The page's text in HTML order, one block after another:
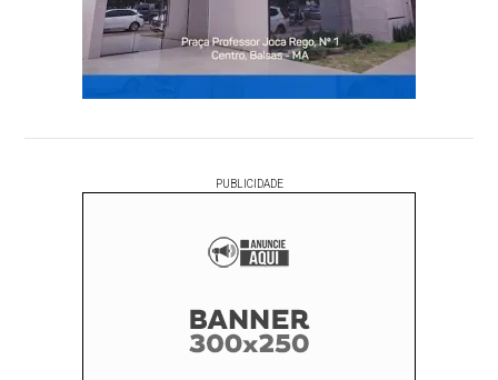
PUBLICIDADE